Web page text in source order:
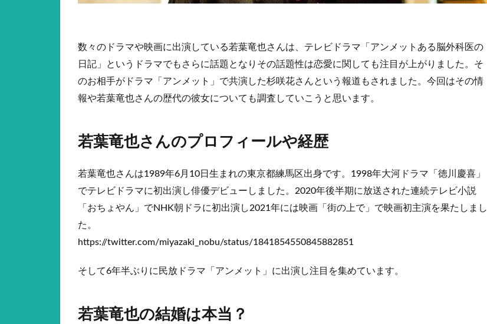
数々のドラマや映画に出演している若葉竜也さんは、テレビドラマ「アンメットある脳外科医の
日記」というドラマでもさらに話題となりその話題性は恋愛に関しても注目が上がりました。そ
のお相手がドラマ「アンメット」で共演した杉咲花さんという報道もされました。今回はその情
報や若葉竜也さんの歴代の彼女についても調査していこうと思います。
若葉竜也さんのプロフィールや経歴
若葉竜也さんは1989年6月10日生まれの東京都練馬区出身です。1998年大河ドラマ「徳川慶喜」
でテレビドラマに初出演し俳優デビューしました。2020年後半期に放送された連続テレビ小説
「おちょやん」でNHK朝ドラに初出演し2021年には映画「街の上で」で映画初主演を果たしまし
た。
https://twitter.com/miyazaki_nobu/status/1841854550845882851
そして6年半ぶりに民放ドラマ「アンメット」に出演し注目を集めています。
若葉竜也の結婚は本当？